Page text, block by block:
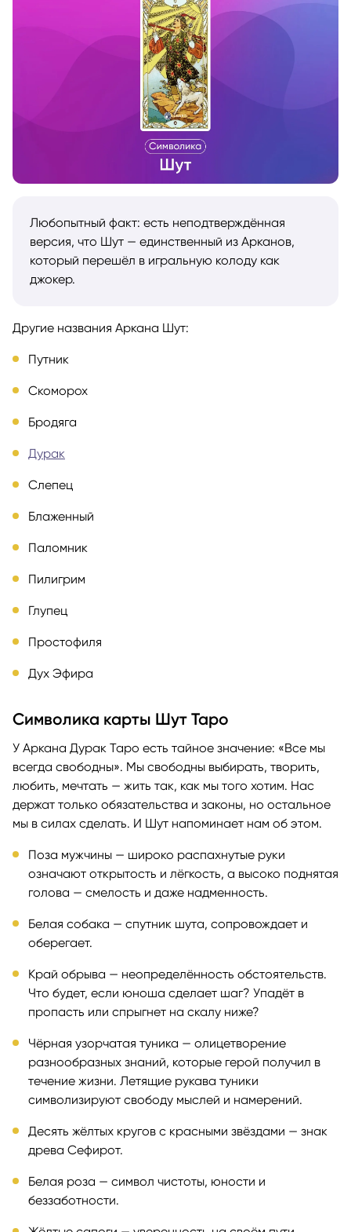
Любопытный факт: есть неподтверждённая
версия, что Шут — единственный из Арканов,
который перешёл в игральную колоду как
джокер.
Другие названия Аркана Шут:
Путник
Скоморох
Бродяга
Дурак
Слепец
Блаженный
Паломник
Пилигрим
Глупец
Простофиля
Дух Эфира
Символика карты Шут Таро
У Аркана Дурак Таро есть тайное значение: «Все мы
всегда свободны». Мы свободны выбирать, творить,
любить, мечтать — жить так, как мы того хотим. Нас
держат только обязательства и законы, но остальное
мы в силах сделать. И Шут напоминает нам об этом.
Поза мужчины — широко распахнутые руки
означают открытость и лёгкость, а высоко поднятая
голова — смелость и даже надменность.
Белая собака — спутник шута, сопровождает и
оберегает.
Край обрыва — неопределённость обстоятельств.
Что будет, если юноша сделает шаг? Упадёт в
пропасть или спрыгнет на скалу ниже?
Чёрная узорчатая туника — олицетворение
разнообразных знаний, которые герой получил в
течение жизни. Летящие рукава туники
символизируют свободу мыслей и намерений.
Десять жёлтых кругов с красными звёздами — знак
древа Сефирот.
Белая роза — символ чистоты, юности и
беззаботности.